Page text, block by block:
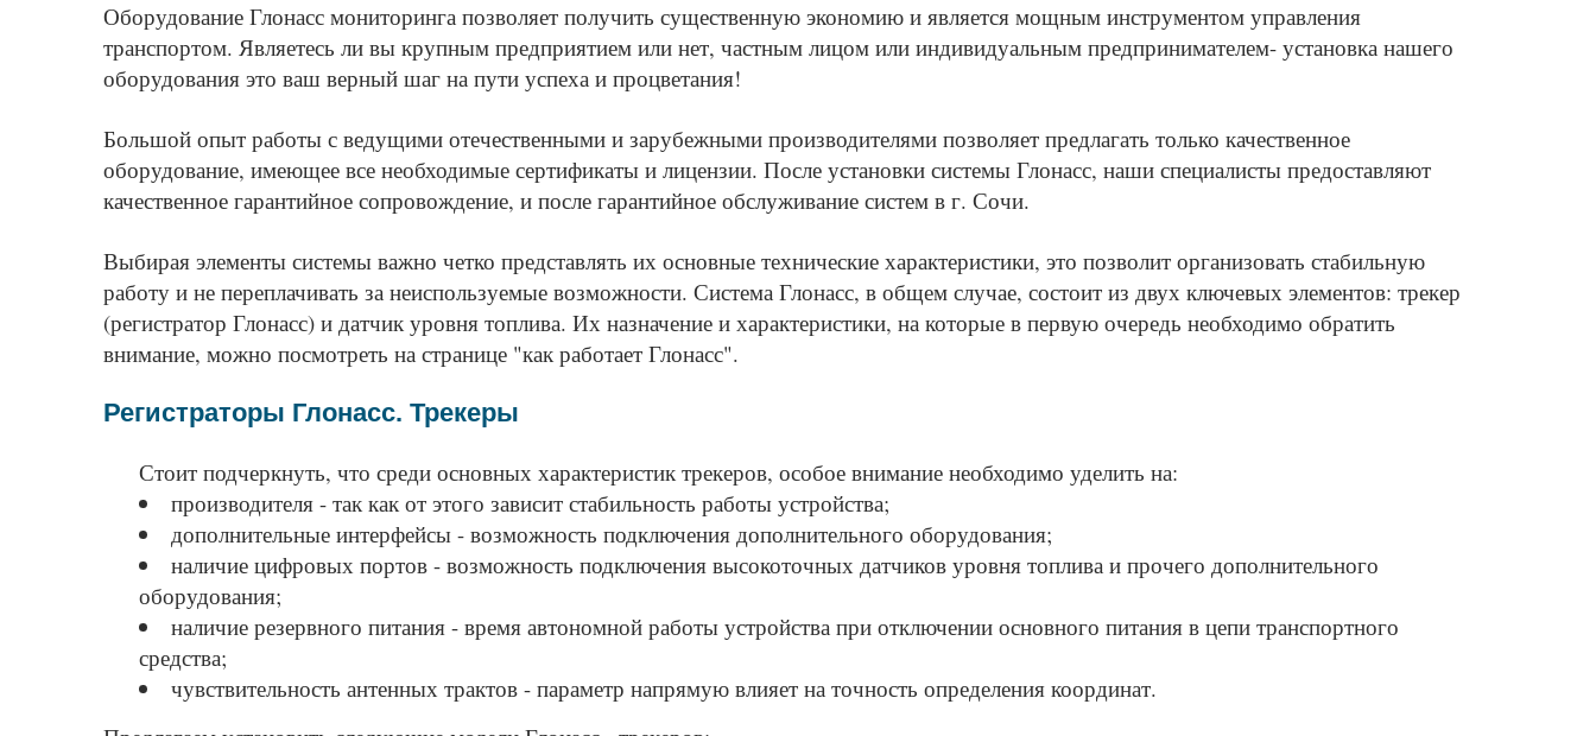
Оборудование Глонасс мониторинга позволяет получить существенную экономию и является мощным инструментом управления
транспортом. Являетесь ли вы крупным предприятием или нет, частным лицом или индивидуальным предпринимателем- установка нашего
оборудования это ваш верный шаг на пути успеха и процветания!
Большой опыт работы с ведущими отечественными и зарубежными производителями позволяет предлагать только качественное
оборудование, имеющее все необходимые сертификаты и лицензии. После установки системы Глонасс, наши специалисты предоставляют
качественное гарантийное сопровождение, и после гарантийное обслуживание систем в г. Сочи.
Выбирая элементы системы важно четко представлять их основные технические характеристики, это позволит организовать стабильную
работу и не переплачивать за неиспользуемые возможности. Система Глонасс, в общем случае, состоит из двух ключевых элементов: трекер
(регистратор Глонасс) и датчик уровня топлива. Их назначение и характеристики, на которые в первую очередь необходимо обратить
внимание, можно посмотреть на странице "как работает Глонасс".
Регистраторы Глонасс. Трекеры
Стоит подчеркнуть, что среди основных характеристик трекеров, особое внимание необходимо уделить на:
производителя - так как от этого зависит стабильность работы устройства;
дополнительные интерфейсы - возможность подключения дополнительного оборудования;
наличие цифровых портов - возможность подключения высокоточных датчиков уровня топлива и прочего дополнительного
оборудования;
наличие резервного питания - время автономной работы устройства при отключении основного питания в цепи транспортного
средства;
чувствительность антенных трактов - параметр напрямую влияет на точность определения координат.